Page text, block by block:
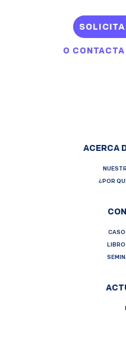
O
ACERCA
¿POR